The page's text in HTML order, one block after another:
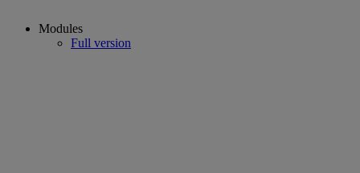
Modules
Full version